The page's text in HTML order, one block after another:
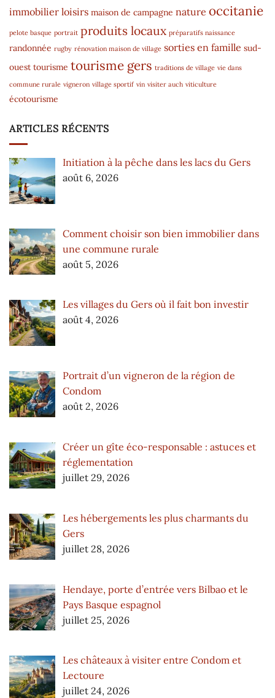
immobilier loisirs maison de campagne nature occitanie
pelote basque portrait produits locaux préparatifs naissance
randonnée rugby rénovation maison de village sorties en famille sud-
ouest tourisme tourisme gers traditions de village vie dans
commune rurale vigneron village sportif vin visiter auch viticulture
écotourisme
ARTICLES RÉCENTS
Initiation à la pêche dans les lacs du Gers
août 6, 2026
Comment choisir son bien immobilier dans
une commune rurale
août 5, 2026
Les villages du Gers où il fait bon investir
août 4, 2026
Portrait d’un vigneron de la région de
Condom
août 2, 2026
Créer un gîte éco-responsable : astuces et
réglementation
juillet 29, 2026
Les hébergements les plus charmants du
Gers
juillet 28, 2026
Hendaye, porte d’entrée vers Bilbao et le
Pays Basque espagnol
juillet 25, 2026
Les châteaux à visiter entre Condom et
Lectoure
juillet 24, 2026